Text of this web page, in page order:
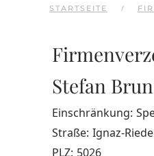
STARTSEITE
Stefan
Einschränkung:
Straße: Ignaz-
PLZ: 5026